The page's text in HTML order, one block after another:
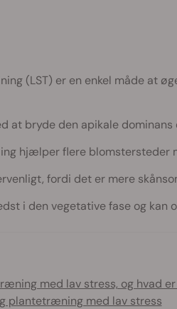
(LST) er en enkel måde at
at bryde den apikale
hjælper flere blomstersteder
fordi det er mere
i den vegetative fase og
med lav stress, og hvad
plantetræning med lav stress